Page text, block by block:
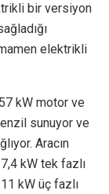
bir versiyon
elektrikli
kW motor ve
sunuyor ve
Aracın
kW tek fazlı
kW üç fazlı